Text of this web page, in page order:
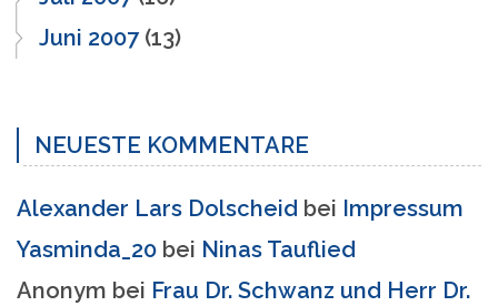
Juni 2007(13)
NEUESTE KOMMENTARE
Alexander Lars Dolscheid bei Impressum
Yasminda_20 bei Ninas Tauflied
Anonym bei Frau Dr. Schwanz und Herr Dr.